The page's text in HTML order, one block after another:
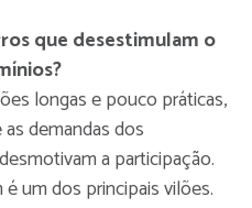
que desestimulam o
longas e pouco práticas,
demandas dos
a participação.
um dos principais vilões.